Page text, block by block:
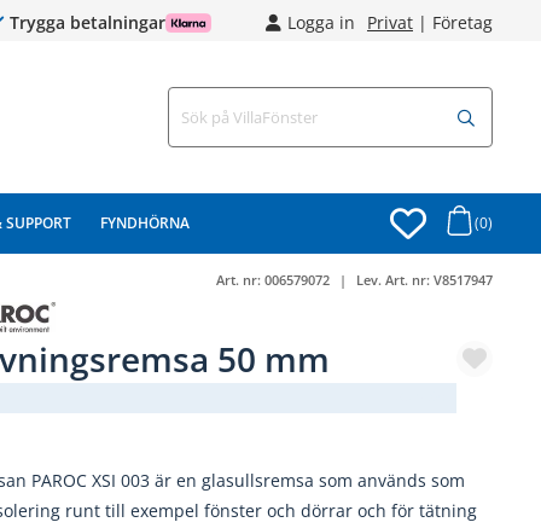
Trygga betalningar Logga in Privat| Företag
FYNDHÖRNA (0)
Art. nr: 006579072 Lev. Art. nr: V8517947
50 mm
PAROC XSI 003 är en glasullsremsa som används som
runt till exempel fönster och dörrar och för tätning